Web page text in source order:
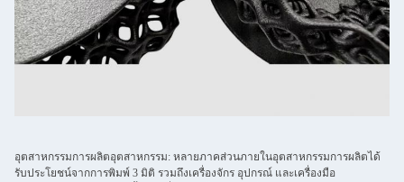
อุตสาหกรรมการผลิตอุตสาหกรรม: หลายภาคส่วนภายในอุตสาหกรรมการผลิตได้
รับประโยชน์จากการพิมพ์ 3 มิติ รวมถึงเครื่องจักร อุปกรณ์ และเครื่องมือ